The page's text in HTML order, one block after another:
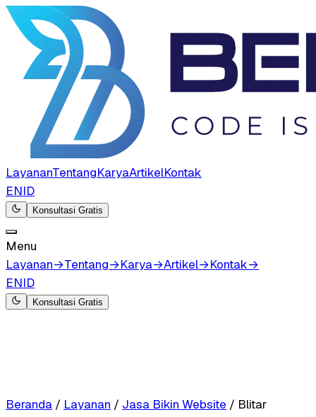
LayananTentangKaryaArtikelKontak
ENID
Konsultasi Gratis
Menu
Layanan→Tentang→Karya→Artikel→Kontak→
ENID
Konsultasi Gratis
Beranda / Layanan / Jasa Bikin Website / Blitar